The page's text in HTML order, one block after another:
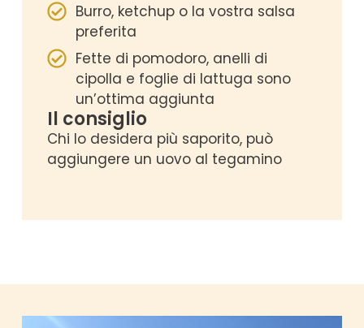
Burro, ketchup o la vostra salsa
preferita
Fette di pomodoro, anelli di
cipolla e foglie di lattuga sono
un’ottima aggiunta
Il consiglio
Chi lo desidera più saporito, può
aggiungere un uovo al tegamino